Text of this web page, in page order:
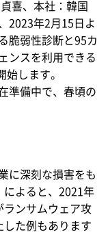
喜、本社：韓国
2023年2月15日よ
脆弱性診断と95カ
ンスを利用できる
します。
準備中で、春頃の
に深刻な損害をも
によると、2021年
ランサムウェア攻
した例もあります